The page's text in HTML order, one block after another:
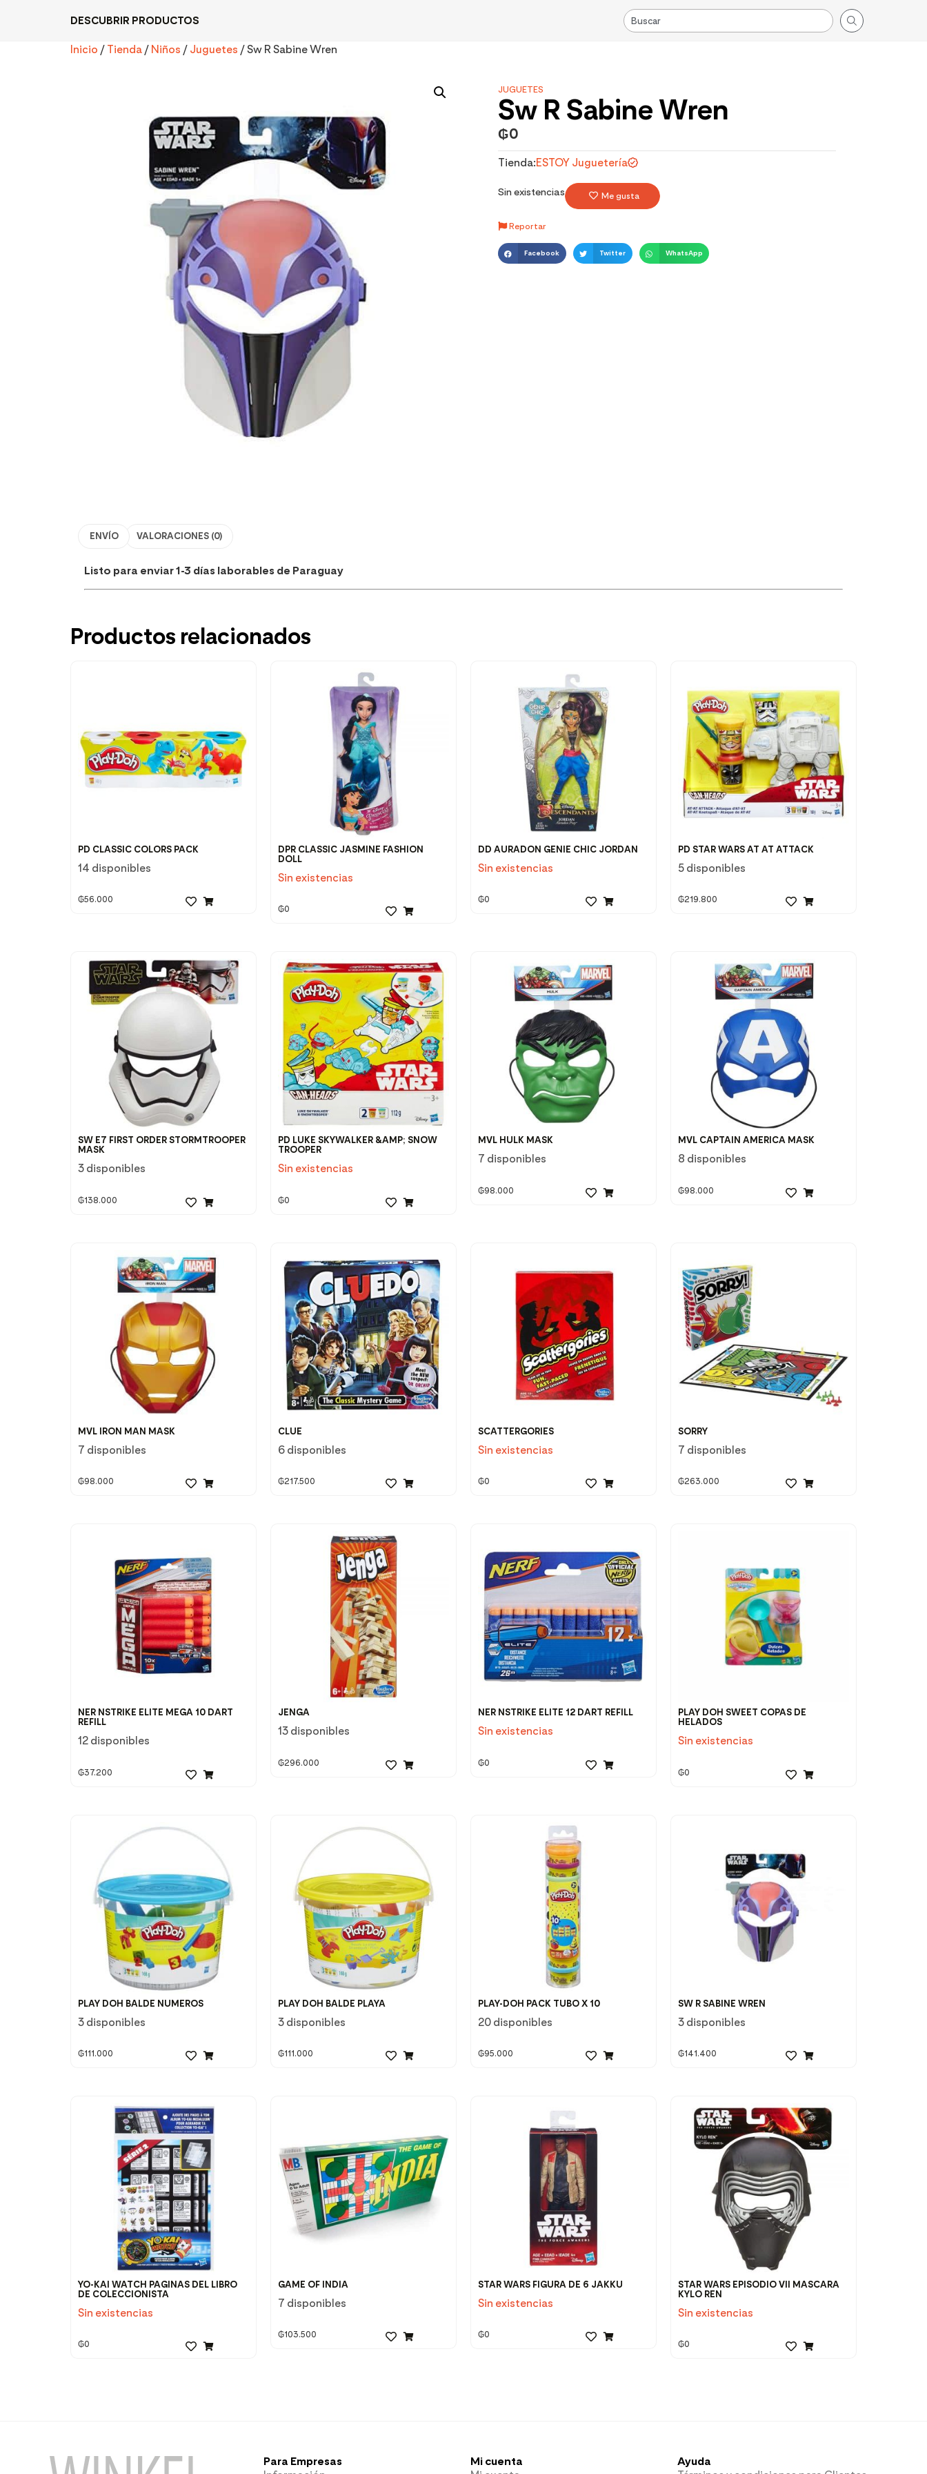
DESCUBRIR PRODUCTOS
Inicio / Tienda / Niños / Juguetes / Sw R Sabine Wren
JUGUETES
Sw R Sabine Wren
₲0
Tienda:ESTOY Juguetería
Sin existencias Me gusta
Reportar
Facebook Twitter WhatsApp
ENVÍO VALORACIONES (0)
Listo para enviar 1-3 días laborables de Paraguay
Productos relacionados
PD CLASSIC COLORS PACK
14 disponibles
₲56.000
DPR CLASSIC JASMINE FASHION
DOLL
Sin existencias
₲0
DD AURADON GENIE CHIC JORDAN
Sin existencias
₲0
PD STAR WARS AT AT ATTACK
5 disponibles
₲219.800
SW E7 FIRST ORDER STORMTROOPER
MASK
3 disponibles
₲138.000
PD LUKE SKYWALKER &AMP; SNOW
TROOPER
Sin existencias
₲0
MVL HULK MASK
7 disponibles
₲98.000
MVL CAPTAIN AMERICA MASK
8 disponibles
₲98.000
MVL IRON MAN MASK
7 disponibles
₲98.000
CLUE
6 disponibles
₲217.500
SCATTERGORIES
Sin existencias
₲0
SORRY
7 disponibles
₲263.000
NER NSTRIKE ELITE MEGA 10 DART
REFILL
12 disponibles
₲37.200
JENGA
13 disponibles
₲296.000
NER NSTRIKE ELITE 12 DART REFILL
Sin existencias
₲0
PLAY DOH SWEET COPAS DE
HELADOS
Sin existencias
₲0
PLAY DOH BALDE NUMEROS
3 disponibles
₲111.000
PLAY DOH BALDE PLAYA
3 disponibles
₲111.000
PLAY-DOH PACK TUBO X 10
20 disponibles
₲95.000
SW R SABINE WREN
3 disponibles
₲141.400
YO-KAI WATCH PAGINAS DEL LIBRO
DE COLECCIONISTA
Sin existencias
₲0
GAME OF INDIA
7 disponibles
₲103.500
STAR WARS FIGURA DE 6 JAKKU
Sin existencias
₲0
STAR WARS EPISODIO VII MASCARA
KYLO REN
Sin existencias
₲0
Para Empresas
Mi cuenta
Ayuda